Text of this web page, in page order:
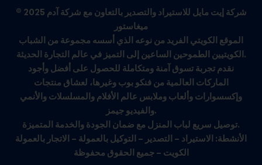
© 2025 شركة إيت مايل للاستيراد والتصدير بالتعاون مع شركة آدم
ميغاستور
الموقع الكويتي الفريد من نوعه الذي أسسه مجموعة من الشباب
الكويتيين الطموحين الساعين إلى التميز في عالم التجارة الحديثة.
نقدم تجربة تسوق آمنة ومتكاملة للحصول على أفضل وأجود
الماركات العالمية من فنكو بوب وغيرها، لعشاق منتجات
وإكسسوارات وألعاب وملابس عالم الأفلام والمسلسلات والأنمي
والفيديو جيمز.
توصيل سريع لباب المنزل مع ضمان الجودة والخدمة المتميزة.
الأنشطة: الاستيراد – التصدير – التوكيل بالعمولة – الاتجار بالعمولة
الكويت – جميع الحقوق محفوظة